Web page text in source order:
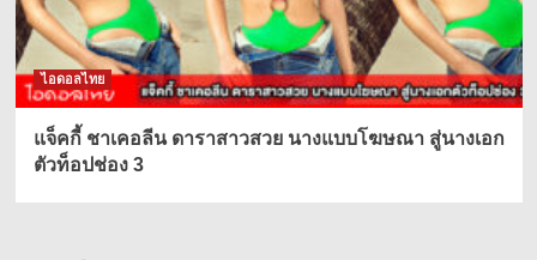
ไอดอลไทย
แจ็คกี้ ชาเคอลีน ดาราสาวสวย นางแบบโฆษณา สู่นางเอก
ตัวท็อปช่อง 3